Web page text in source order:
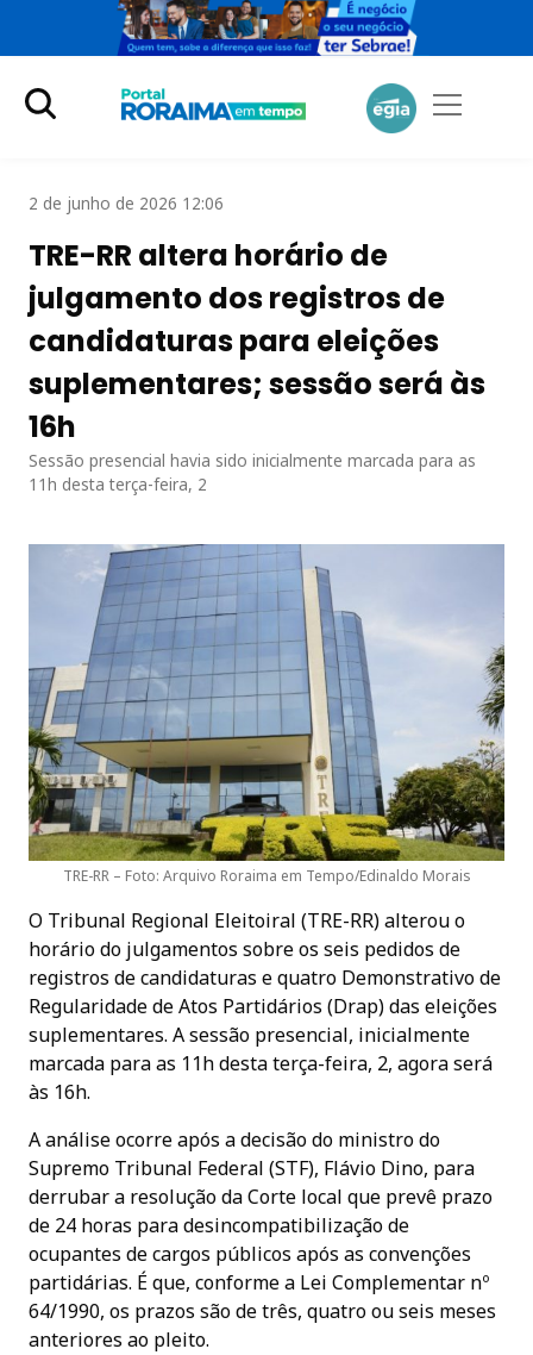
2 de junho de 2026 12:06
TRE-RR altera horário de
julgamento dos registros de
candidaturas para eleições
suplementares; sessão será às
16h
Sessão presencial havia sido inicialmente marcada para as
11h desta terça-feira, 2
TRE-RR – Foto: Arquivo Roraima em Tempo/Edinaldo Morais
O Tribunal Regional Eleitoiral (TRE-RR) alterou o
horário do julgamentos sobre os seis pedidos de
registros de candidaturas e quatro Demonstrativo de
Regularidade de Atos Partidários (Drap) das eleições
suplementares. A sessão presencial, inicialmente
marcada para as 11h desta terça-feira, 2, agora será
às 16h.
A análise ocorre após a decisão do ministro do
Supremo Tribunal Federal (STF), Flávio Dino, para
derrubar a resolução da Corte local que prevê prazo
de 24 horas para desincompatibilização de
ocupantes de cargos públicos após as convenções
partidárias. É que, conforme a Lei Complementar nº
64/1990, os prazos são de três, quatro ou seis meses
anteriores ao pleito.